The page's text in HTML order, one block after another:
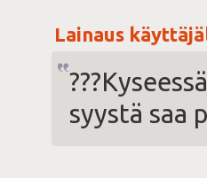
Lainaus
syystä saa